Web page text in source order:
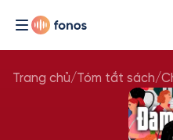
Trang chủ/Tóm tắt sách/